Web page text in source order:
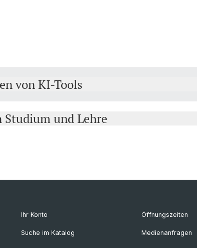
von KI-Tools
und Lehre
Ihr Konto
Suche im Katalog
Öffnungszeiten
Medienanfragen